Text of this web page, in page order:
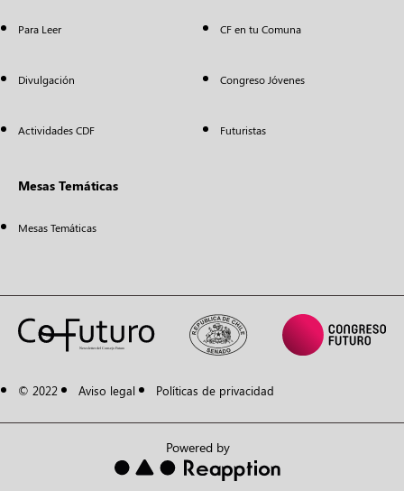
Para Leer
Divulgación
Actividades CDF
CF en tu Comuna
Congreso Jóvenes
Futuristas
Mesas Temáticas
Mesas Temáticas
© 2022 Aviso legal Políticas de privacidad
Powered by